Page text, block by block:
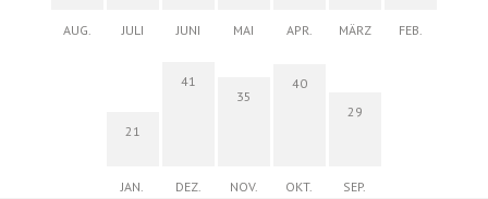
AUG. JULI JUNI MAI APR. MÄRZ FEB.
21
JAN.
41
DEZ.
35
NOV.
40
OKT.
29
SEP.